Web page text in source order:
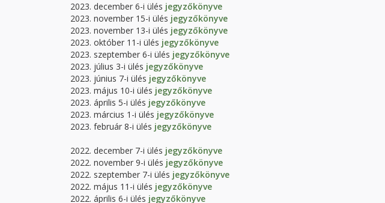
2023. december 6-i ülés jegyzőkönyve
2023. november 15-i ülés jegyzőkönyve
2023. november 13-i ülés jegyzőkönyve
2023. október 11-i ülés jegyzőkönyve
2023. szeptember 6-i ülés jegyzőkönyve
2023. július 3-i ülés jegyzőkönyve
2023. június 7-i ülés jegyzőkönyve
2023. május 10-i ülés jegyzőkönyve
2023. április 5-i ülés jegyzőkönyve
2023. március 1-i ülés jegyzőkönyve
2023. február 8-i ülés jegyzőkönyve
2022. december 7-i ülés jegyzőkönyve
2022. november 9-i ülés jegyzőkönyve
2022. szeptember 7-i ülés jegyzőkönyve
2022. május 11-i ülés jegyzőkönyve
2022. április 6-i ülés jegyzőkönyve